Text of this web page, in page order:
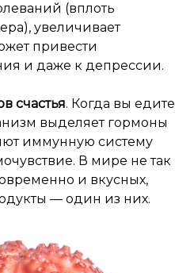
(вплоть
увеличивает
привести
и даже к депрессии.
счастья. Когда вы едите
выделяет гормоны
иммунную систему
В мире не так
и вкусных,
— один из них.